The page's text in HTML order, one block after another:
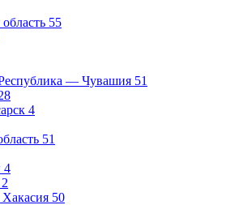
55
— Чувашия 51
4
51
4
2
50